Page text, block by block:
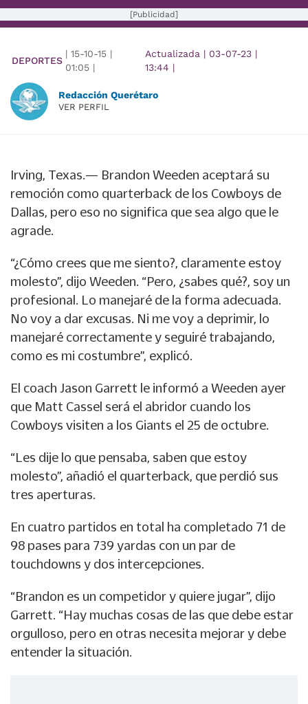
[Publicidad]
DEPORTES
| 15-10-15 |
01:05 |
Actualizada | 03-07-23 |
13:44 |
Redacción Querétaro
VER PERFIL
Irving, Texas.— Brandon Weeden aceptará su
remoción como quarterback de los Cowboys de
Dallas, pero eso no significa que sea algo que le
agrade.
“¿Cómo crees que me siento?, claramente estoy
molesto”, dijo Weeden. “Pero, ¿sabes qué?, soy un
profesional. Lo manejaré de la forma adecuada.
No voy a dar excusas. Ni me voy a deprimir, lo
manejaré correctamente y seguiré trabajando,
como es mi costumbre”, explicó.
El coach Jason Garrett le informó a Weeden ayer
que Matt Cassel será el abridor cuando los
Cowboys visiten a los Giants el 25 de octubre.
“Les dije lo que pensaba, saben que estoy
molesto”, añadió el quarterback, que perdió sus
tres aperturas.
En cuatro partidos en total ha completado 71 de
98 pases para 739 yardas con un par de
touchdowns y dos intercepciones.
“Brandon es un competidor y quiere jugar”, dijo
Garrett. “Hay muchas cosas de las que debe estar
orgulloso, pero en otras necesita mejorar y debe
entender la situación.